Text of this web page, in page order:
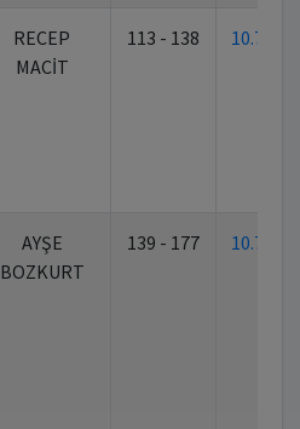
RECEP
MACİT
113 - 138
AYŞE
BOZKURT
139 - 177